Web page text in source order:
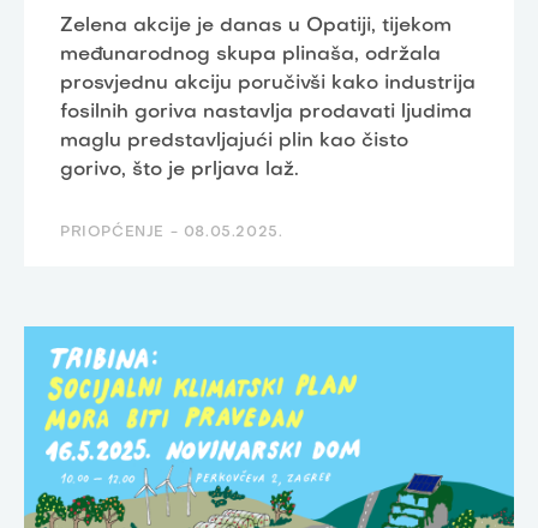
Zelena akcije je danas u Opatiji, tijekom
međunarodnog skupa plinaša, održala
prosvjednu akciju poručivši kako industrija
fosilnih goriva nastavlja prodavati ljudima
maglu predstavljajući plin kao čisto
gorivo, što je prljava laž.
PRIOPĆENJE - 08.05.2025.